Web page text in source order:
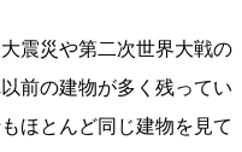
震災や第二次世界大戦の
前の建物が多く残ってい
ほとんど同じ建物を見て